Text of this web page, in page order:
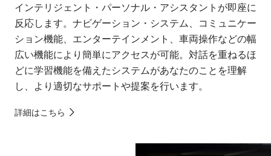
インテリジェント・パーソナル・アシスタントが即座に
反応します。ナビゲーション・システム、コミュニケー
ション機能、エンターテインメント、車両操作などの幅
広い機能により簡単にアクセスが可能。対話を重ねるほ
どに学習機能を備えたシステムがあなたのことを理解
し、より適切なサポートや提案を行います。
詳細はこちら